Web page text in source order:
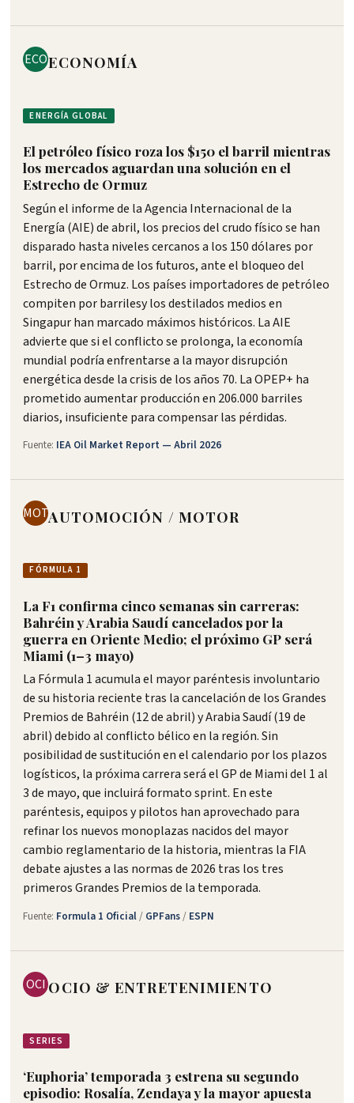
ECOECONOMÍA
ENERGÍA GLOBAL
El petróleo físico roza los $150 el barril mientras
los mercados aguardan una solución en el
Estrecho de Ormuz
Según el informe de la Agencia Internacional de la
Energía (AIE) de abril, los precios del crudo físico se han
disparado hasta niveles cercanos a los 150 dólares por
barril, por encima de los futuros, ante el bloqueo del
Estrecho de Ormuz. Los países importadores de petróleo
compiten por barrilesy los destilados medios en
Singapur han marcado máximos históricos. La AIE
advierte que si el conflicto se prolonga, la economía
mundial podría enfrentarse a la mayor disrupción
energética desde la crisis de los años 70. La OPEP+ ha
prometido aumentar producción en 206.000 barriles
diarios, insuficiente para compensar las pérdidas.
Fuente: IEA Oil Market Report — Abril 2026
MOTAUTOMOCIÓN / MOTOR
FÓRMULA 1
La F1 confirma cinco semanas sin carreras:
Bahréin y Arabia Saudí cancelados por la
guerra en Oriente Medio; el próximo GP será
Miami (1–3 mayo)
La Fórmula 1 acumula el mayor paréntesis involuntario
de su historia reciente tras la cancelación de los Grandes
Premios de Bahréin (12 de abril) y Arabia Saudí (19 de
abril) debido al conflicto bélico en la región. Sin
posibilidad de sustitución en el calendario por los plazos
logísticos, la próxima carrera será el GP de Miami del 1 al
3 de mayo, que incluirá formato sprint. En este
paréntesis, equipos y pilotos han aprovechado para
refinar los nuevos monoplazas nacidos del mayor
cambio reglamentario de la historia, mientras la FIA
debate ajustes a las normas de 2026 tras los tres
primeros Grandes Premios de la temporada.
Fuente: Formula 1 Oficial / GPFans / ESPN
OCI OCIO & ENTRETENIMIENTO
SERIES
‘Euphoria’ temporada 3 estrena su segundo
episodio: Rosalía, Zendaya y la mayor apuesta